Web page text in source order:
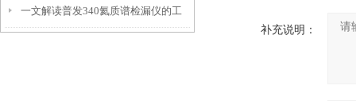
移传感器在工业自动化中的应用
一文解读普发340氦质谱检漏仪的工
补充说明：